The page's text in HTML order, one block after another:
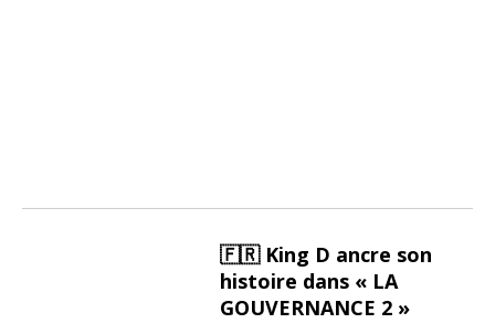
🇫🇷 King D ancre son
histoire dans « LA
GOUVERNANCE 2 »